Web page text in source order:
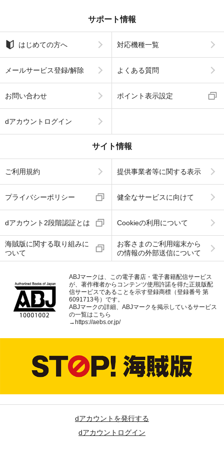
サポート情報
はじめての方へ 対応機種一覧
メールサービス登録/解除 よくある質問
お問い合わせ ポイント表示設定
dアカウントログイン
サイト情報
ご利用規約 提供事業者等に関する表示
プライバシーポリシー 健全なサービスに向けて
dアカウント2段階認証とは Cookieの利用について
海賊版に関する取り組みに
ついて
お客さまのご利用端末から
の情報の外部送信について
ABJマークは、この電子書店・電子書籍配信サービス
が、著作権者からコンテンツ使用許諾を得た正規版配
信サービスであることを示す登録商標（登録番号 第
6091713号）です。
ABJマークの詳細、ABJマークを掲示しているサービス
の一覧はこちら
→ https://aebs.or.jp/
dアカウントを発行する
dアカウントログイン